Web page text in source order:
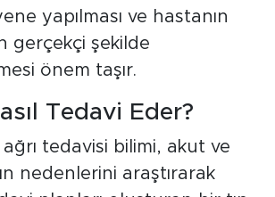
yapılması ve hastanın
gerçekçi şekilde
önem taşır.
Tedavi Eder?
tedavisi bilimi, akut ve
nedenlerini araştırarak